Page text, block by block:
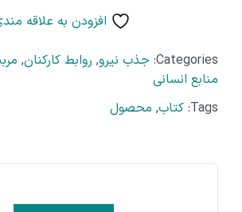
افزودن به علاقه
Categories: جذب نیرو, روابط کارکنان,
منابع انسانی
Tags: کتاب, محصول